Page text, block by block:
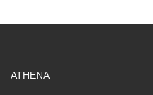
ATHENA